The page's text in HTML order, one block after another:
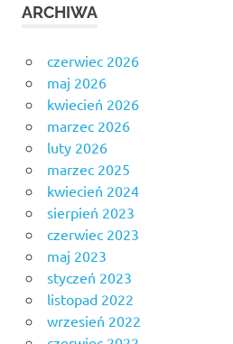
ARCHIWA
czerwiec 2026
maj 2026
kwiecień 2026
marzec 2026
luty 2026
marzec 2025
kwiecień 2024
sierpień 2023
czerwiec 2023
maj 2023
styczeń 2023
listopad 2022
wrzesień 2022